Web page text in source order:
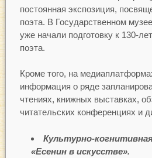
постоянная экспозиция,
поэта. В Государственном
уже начали подготовку к 130-
поэта.
Кроме того, на
информация о ряде
чтениях, книжных выставках,
читательских конференциях и
Культурно-
«Есенин в искусстве».